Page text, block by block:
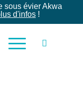
sous évier Akwa
d'infos!